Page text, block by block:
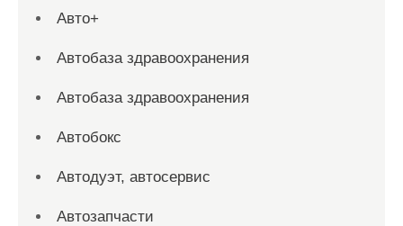
Авто+
Автобаза здравоохранения
Автобаза здравоохранения
Автобокс
Автодуэт, автосервис
Автозапчасти